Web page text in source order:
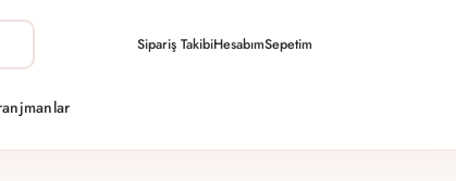
Sipariş TakibiHesabımSepetim